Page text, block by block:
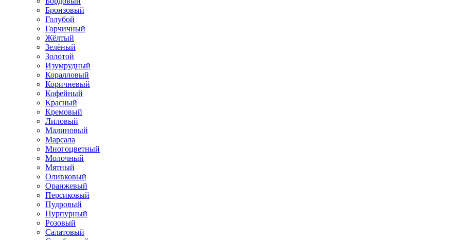
Бронзовый
Голубой
Горчичный
Жёлтый
Зелёный
Золотой
Изумрудный
Коралловый
Коричневый
Кофейный
Красный
Кремовый
Лиловый
Малиновый
Марсала
Многоцветный
Молочный
Мятный
Оливковый
Оранжевый
Персиковый
Пудровый
Пурпурный
Розовый
Салатовый